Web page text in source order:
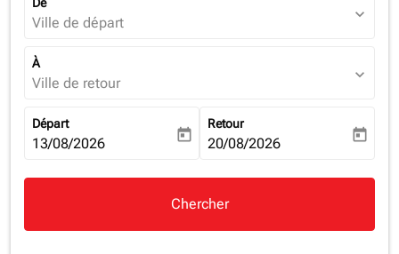
Ville de départ expand_more
À
Ville de retour expand_more
Départ
fc-booking-departure-date-aria-label
13/08/2026 today
Retour
fc-booking-return-date-aria-
20/08/2026 today
Chercher